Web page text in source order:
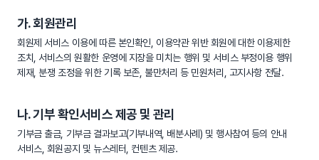
가. 회원관리
회원제 서비스 이용에 따른 본인확인, 이용약관 위반 회원에 대한 이용제한
조치, 서비스의 원활한 운영에 지장을 미치는 행위 및 서비스 부정이용 행위
제재, 분쟁 조정을 위한 기록 보존, 불만처리 등 민원처리, 고지사항 전달.
나. 기부 확인서비스 제공 및 관리
기부금 출금, 기부금 결과보고(기부내역, 배분사례) 및 행사참여 등의 안내
서비스, 회원공지 및 뉴스레터, 컨텐츠 제공.